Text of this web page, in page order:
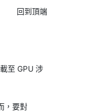
回到頂端
至 GPU 涉
，要對